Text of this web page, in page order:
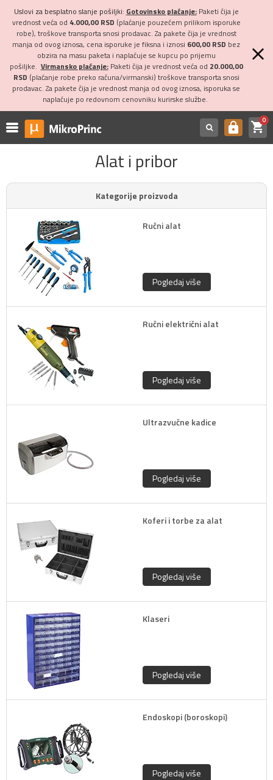
Uslovi za besplatno slanje pošiljki: Gotovinsko plaćanje:Paketi čija je
vrednost veća od 4.000,00 RSD (plaćanje pouzećem prilikom isporuke
robe), troškove transporta snosi prodavac. Za pakete čija je vrednost
manja od ovog iznosa, cena isporuke je fiksna i iznosi 600,00 RSD bez
obzira na masu paketa i naplaćuje se kupcu po prijemu
pošiljke. Virmansko plaćanje:Paketi čija je vrednost veća od 20.000,00
RSD (plaćanje robe preko računa/virmanski) troškove transporta snosi
prodavac. Za pakete čija je vrednost manja od ovog iznosa, isporuka se
naplaćuje po redovnom cenovniku kurirske službe.
https shopping_cart0
Alat i pribor
Kategorije proizvoda
Ručni alat
Pogledaj više
Ručni električni alat
Pogledaj više
Ultrazvučne kadice
Pogledaj više
Koferi i torbe za alat
Pogledaj više
Klaseri
Pogledaj više
Endoskopi (boroskopi)
Pogledaj više